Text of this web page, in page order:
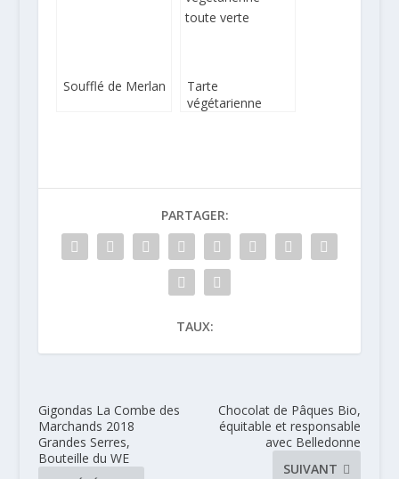
Soufflé de Merlan
Tarte
végétarienne
PARTAGER:
TAUX:
Gigondas La Combe des
Marchands 2018
Grandes Serres,
Bouteille du WE
Chocolat de Pâques Bio,
équitable et responsable
avec Belledonne
SUIVANT